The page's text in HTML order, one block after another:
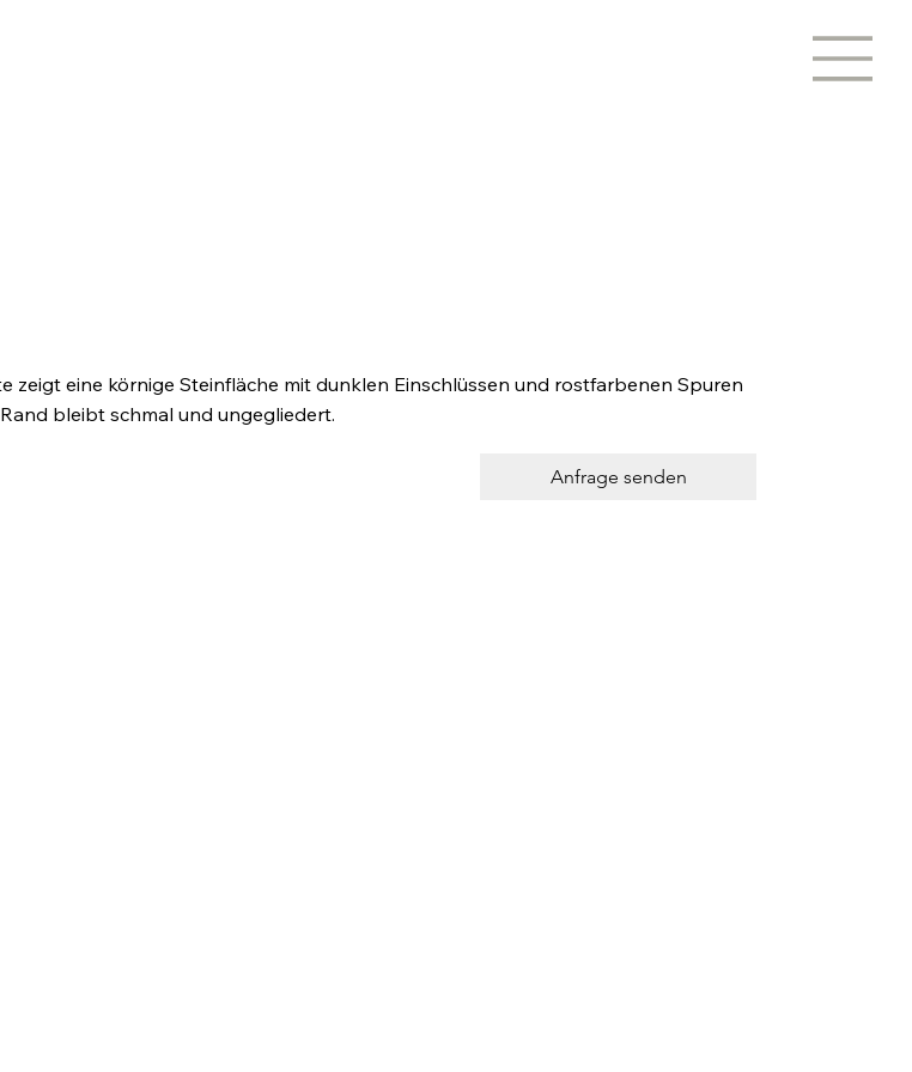
eine körnige Steinfläche mit dunklen Einschlüssen und rostfarbenen Spuren
bleibt schmal und ungegliedert.
Anfrage senden